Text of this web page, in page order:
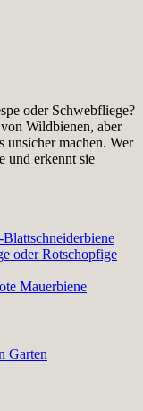
oder Schwebfliege?
Wildbienen, aber
unsicher machen. Wer
und erkennt sie
Blattschneiderbiene
oder Rotschopfige
Mauerbiene
Garten